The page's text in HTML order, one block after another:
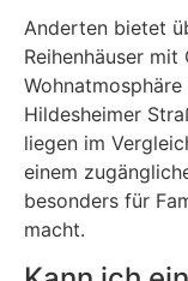
Anderten bietet
Reihenhäuser
Hildesheimer
liegen im
einem
besonders für
macht.